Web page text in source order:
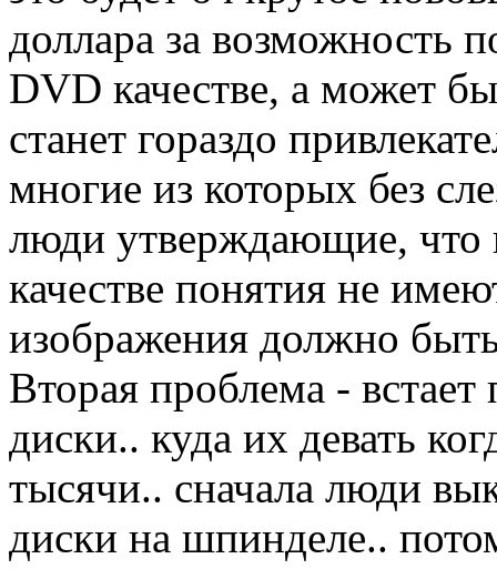
доллара за возможность
DVD качестве, а может
станет гораздо
многие из которых без
люди утверждающие, что
качестве понятия не
изображения должно
Вторая проблема - встает
диски.. куда их девать
тысячи.. сначала люди
диски на шпинделе..